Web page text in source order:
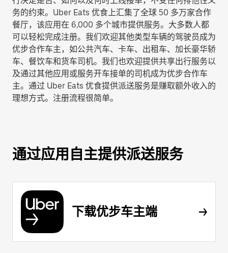
务的约束。Uber Eats 优食上汇集了全球 50 多万家合作
餐厅，该应用在 6,000 多个城市提供服务。大多数人都
可以轻松完成注册。我们欢迎其他类型车辆的驾驶员成为
优步合作车主，如公共汽车、卡车、出租车、加长豪华轿
车、餐饮车和货车司机。我们也欢迎提供共享出行服务以
及通过其他应用或服务开车接单的司机成为优步合作车
主。通过 Uber Eats 优食提供派送服务是赚取额外收入的
理想方式。注册流程很简单。
通过应用自主提供派送服务
下载优步车主端